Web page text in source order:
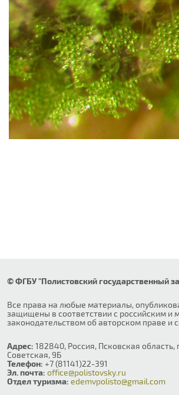
© ФГБУ "Полистовский государственный
Все права на любые материалы,
защищены в соответствии с российским
законодательством об авторском праве и
Адрес: 182840, Россия, Псковская
Советская, 9Б
Телефон: +7 (81141)22-391
Эл. почта: office@polistovsky.ru
Отдел туризма: edemvpolisto@gmail.com